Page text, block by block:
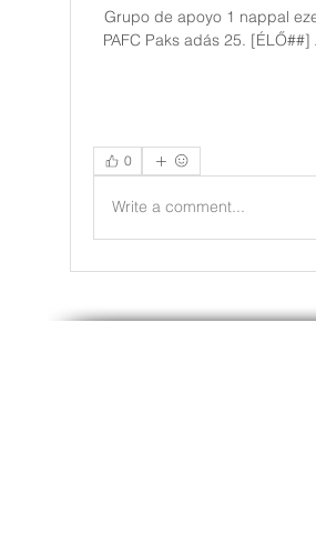
Grupo de apoyo 1 nappal
PAFC Paks adás 25.
0
Write a comment...